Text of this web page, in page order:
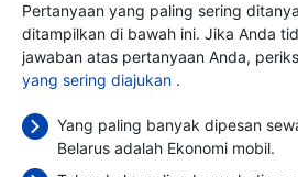
Pertanyaan yang paling sering
ditampilkan di bawah ini. Jika Anda
jawaban atas pertanyaan Anda,
yang sering diajukan .
Yang paling banyak dipesan
Belarus adalah Ekonomi mobil.